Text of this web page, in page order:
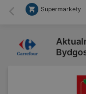
Wstecz
Supermarkety